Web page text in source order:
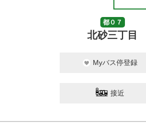
都０７
北砂三丁目
Myバス停登録
接近